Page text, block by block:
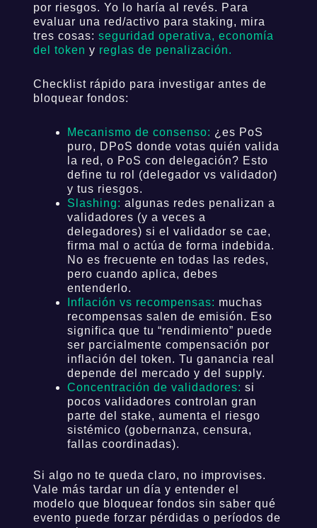
por riesgos. Yo lo haría al revés. Para
evaluar una red/activo para staking, mira
tres cosas: seguridad operativa, economía
del token y reglas de penalización.
Checklist rápido para investigar antes de
bloquear fondos:
Mecanismo de consenso: ¿es PoS
puro, DPoS donde votas quién valida
la red, o PoS con delegación? Esto
define tu rol (delegador vs validador)
y tus riesgos.
Slashing: algunas redes penalizan a
validadores (y a veces a
delegadores) si el validador se cae,
firma mal o actúa de forma indebida.
No es frecuente en todas las redes,
pero cuando aplica, debes
entenderlo.
Inflación vs recompensas: muchas
recompensas salen de emisión. Eso
significa que tu “rendimiento” puede
ser parcialmente compensación por
inflación del token. Tu ganancia real
depende del mercado y del supply.
Concentración de validadores: si
pocos validadores controlan gran
parte del stake, aumenta el riesgo
sistémico (gobernanza, censura,
fallas coordinadas).
Si algo no te queda claro, no improvises.
Vale más tardar un día y entender el
modelo que bloquear fondos sin saber qué
evento puede forzar pérdidas o períodos de